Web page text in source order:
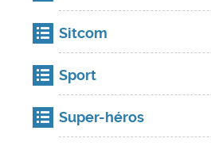
Sitcom
Sport
Super-héros